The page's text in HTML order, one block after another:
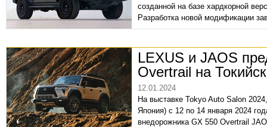
созданной на базе хардкорной
Разработка новой модификации
LEXUS и JAOS
Overtrail на
12.01.2024
На выставке Tokyo Auto Salon
Япония) с 12 по 14 января 2024
внедорожника GX 550 Overtrail